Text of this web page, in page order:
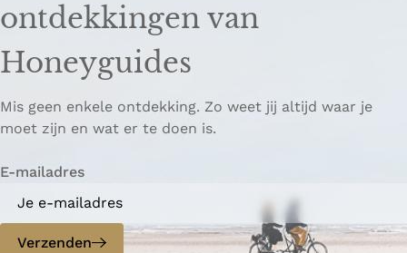
ontdekkingen van
Honeyguides
Mis geen enkele ontdekking. Zo weet jij altijd waar je
moet zijn en wat er te doen is.
E-mailadres
Verzenden